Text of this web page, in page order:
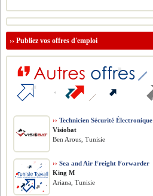
››Publiez vos offres d'emploi
›› Technicien Sécurité Électronique
Visiobat
Ben Arous, Tunisie
›› Sea and Air Freight Forwarder
King M
Ariana, Tunisie